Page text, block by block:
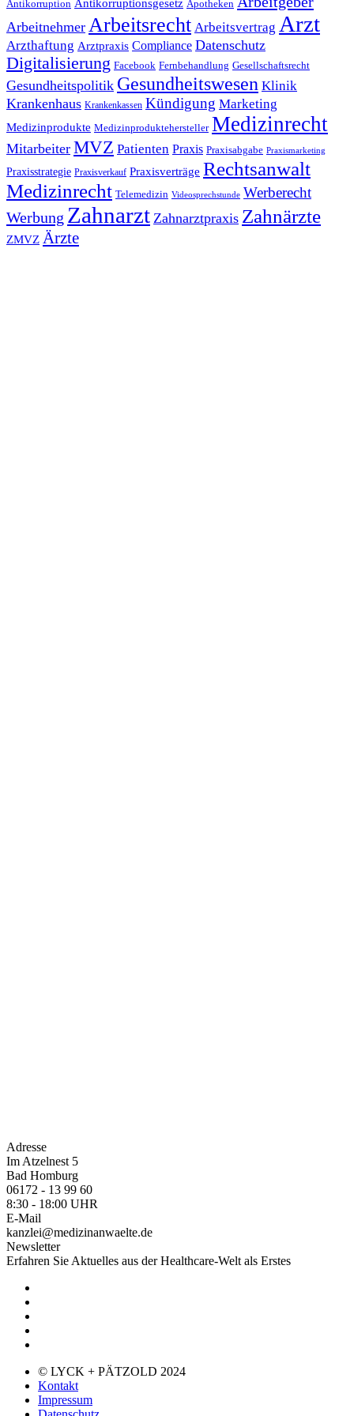
Antikorruption Antikorruptionsgesetz Apotheken
Arbeitnehmer Arbeitsrecht Arbeitsvertrag Arzt
Arzthaftung Arztpraxis Compliance Datenschutz
Digitalisierung Facebook Fernbehandlung Gesellschaftsrecht
Gesundheitspolitik Gesundheitswesen Klinik
Krankenhaus Krankenkassen Kündigung Marketing
Medizinprodukte Medizinproduktehersteller Medizinrecht
Mitarbeiter MVZ Patienten Praxis Praxisabgabe Praxismarketing
Praxisstrategie Praxisverkauf Praxisverträge Rechtsanwalt
Medizinrecht Telemedizin Videosprechstunde Werberecht
Werbung Zahnarzt Zahnarztpraxis Zahnärzte
ZMVZ Ärzte
Adresse
Im Atzelnest 5
Bad Homburg
06172 - 13 99 60
8:30 - 18:00 UHR
E-Mail
kanzlei@medizinanwaelte.de
Newsletter
Erfahren Sie Aktuelles aus der Healthcare-Welt als Erstes
© LYCK + PÄTZOLD 2024
Kontakt
Impressum